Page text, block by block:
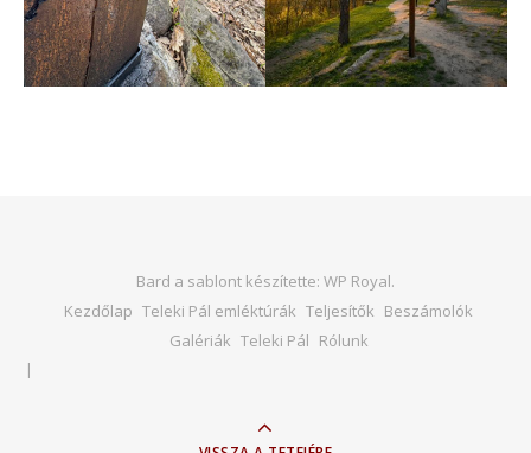
Bard a sablont készítette: WP Royal.
Kezdőlap Teleki Pál emléktúrák Teljesítők Beszámolók
Galériák Teleki Pál Rólunk